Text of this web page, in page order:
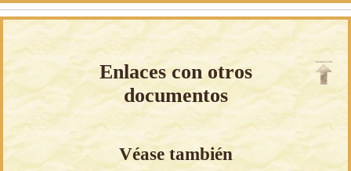
Enlaces con otros
documentos
Véase también